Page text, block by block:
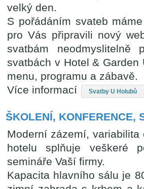
velký den.
S pořádáním svateb
pro Vás připravili nový
svatbám
svatbách v Hotel &
menu, programu a zábavě.
Více informací
Svatby U Holubů
ŠKOLENÍ, KONFERENCE,
Moderní zázemí,
hotelu splňuje veškeré
semináře Vaší firmy.
Kapacita hlavního sálu je